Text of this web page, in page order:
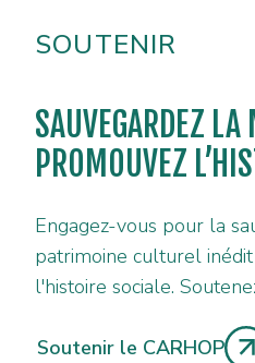
SOUTENIR
SAUVEGARDEZ
PROMOUVEZ
Engagez-vous pour la
patrimoine culturel
l'histoire sociale.
Soutenir le CARHOP